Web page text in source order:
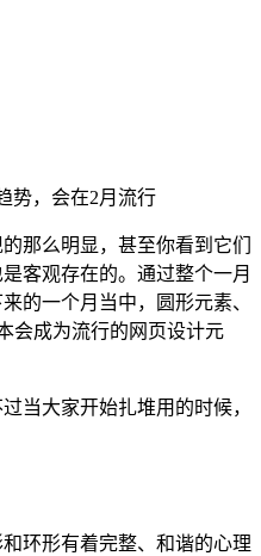
那么明显，甚至你看到它们
客观存在的。通过整个一月
的一个月当中，圆形元素、
会成为流行的网页设计元
当大家开始扎堆用的时候，
环形有着完整、和谐的心理